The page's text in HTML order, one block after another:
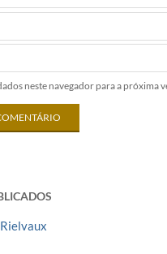
neste navegador para a próxima